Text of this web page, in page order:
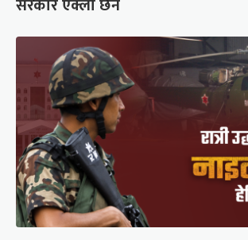
सरकार एक्लो छैन